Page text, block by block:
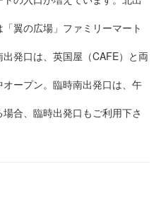
翼の広場」ファミリーマート
出発口は、英国屋（CAFE）と両
ープン。臨時南出発口は、午
合、臨時出発口もご利用下さ